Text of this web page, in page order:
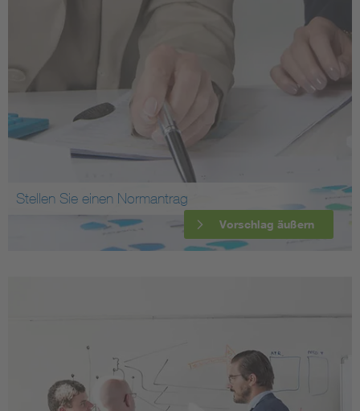
Stellen Sie einen Normantrag
Vorschlag äußern